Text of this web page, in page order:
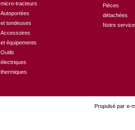
micro-tracteurs
Autoportées
et tondeuses
Accessoires
et équipements
Outils
électriques
thermiques
Pièces
détachées
Notre
Propulsé par e-